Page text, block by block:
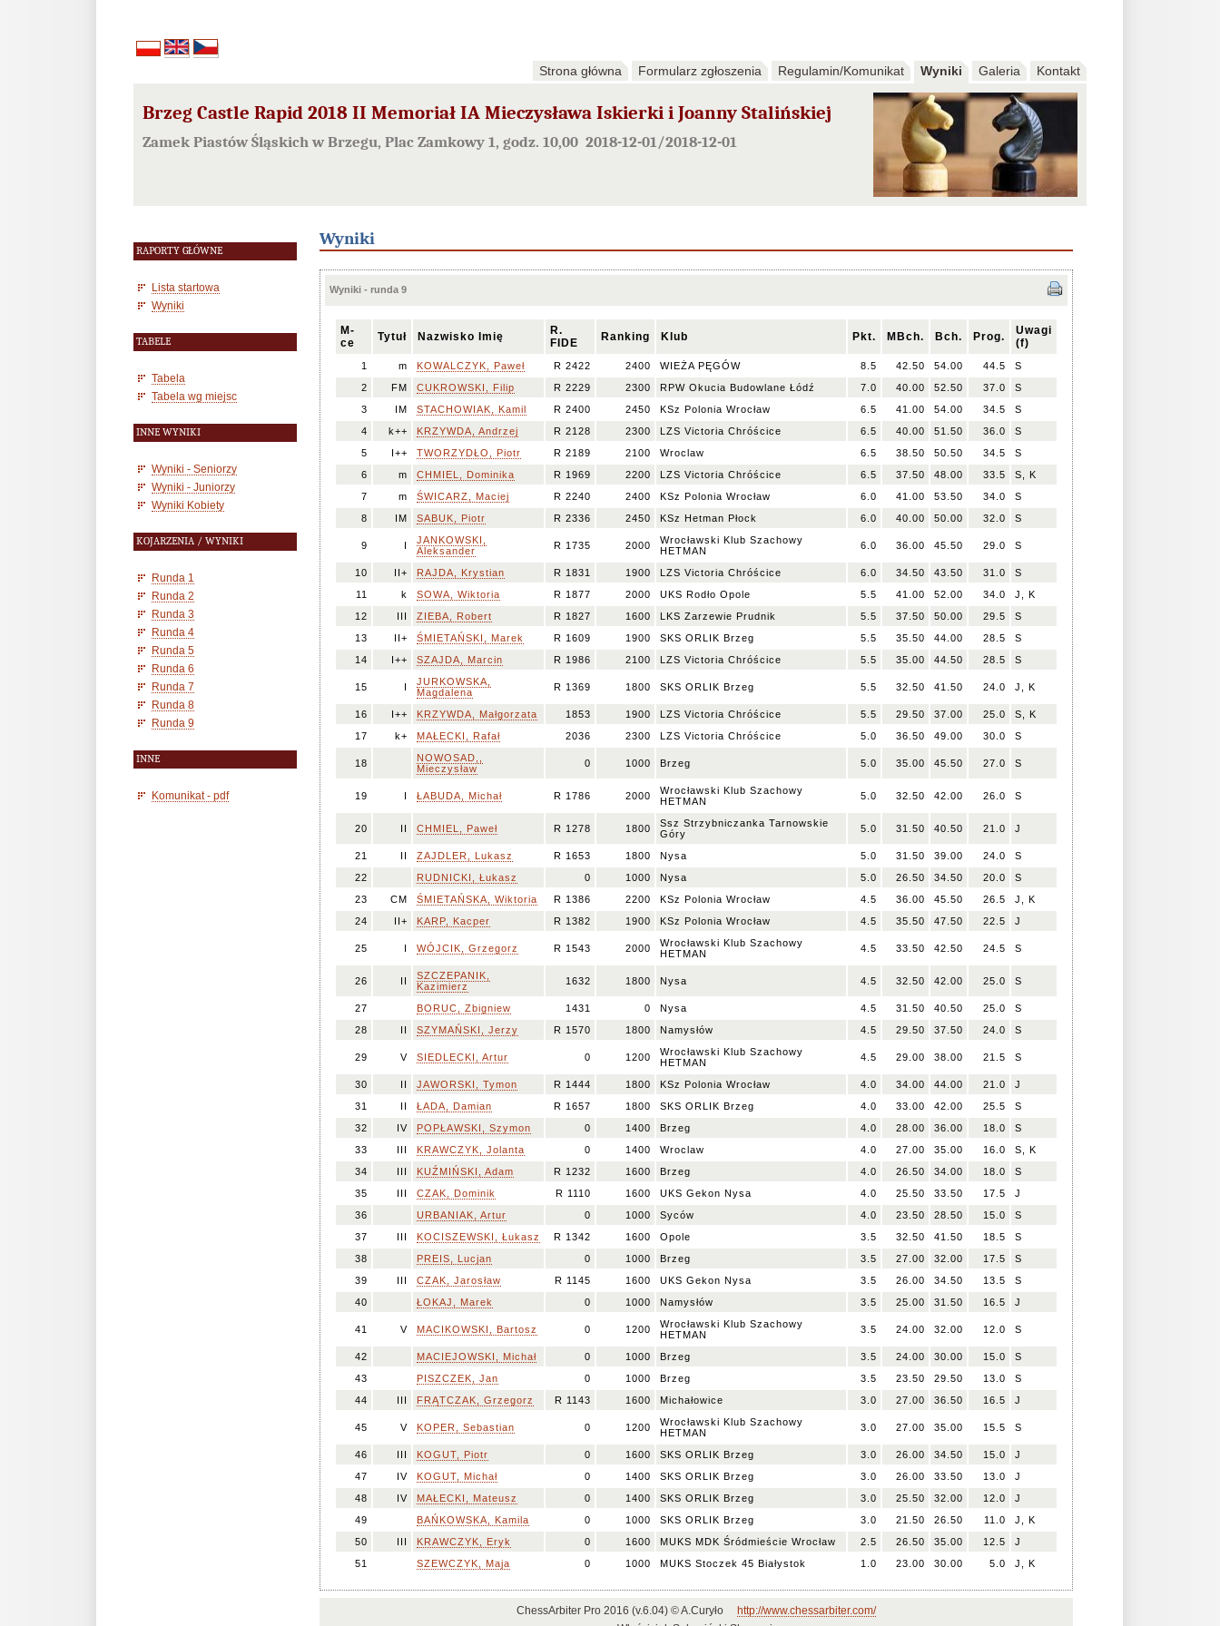
Strona główna Formularz zgłoszenia Regulamin/Komunikat Wyniki Galeria Kontakt
Brzeg Castle Rapid 2018 II Memoriał IA Mieczysława Iskierki i Joanny Stalińskiej
Zamek Piastów Śląskich w Brzegu, Plac Zamkowy 1, godz. 10,00 2018-12-01/2018-12-01
RAPORTY GŁÓWNE
Lista startowa
Wyniki
TABELE
Tabela
Tabela wg miejsc
INNE WYNIKI
Wyniki - Seniorzy
Wyniki - Juniorzy
Wyniki Kobiety
KOJARZENIA / WYNIKI
Runda 1
Runda 2
Runda 3
Runda 4
Runda 5
Runda 6
Runda 7
Runda 8
Runda 9
INNE
Komunikat - pdf
Wyniki
Wyniki - runda 9
M-
ce
Tytuł Nazwisko Imię
R.
FIDE
Ranking Klub Pkt. MBch. Bch. Prog.
Uwagi
(f)
1 m KOWALCZYK, Paweł R 2422 2400 WIEŻA PĘGÓW 8.5 42.50 54.00 44.5
S
2
FM CUKROWSKI, Filip R 2229 2300 RPW Okucia Budowlane Łódź 7.0 40.00 52.50 37.0
S
3
IM STACHOWIAK, Kamil R 2400 2450 KSz Polonia Wrocław 6.5 41.00 54.00 34.5
S
4
k++ KRZYWDA, Andrzej R 2128 2300 LZS Victoria Chróścice 6.5 40.00 51.50 36.0
S
5
I++ TWORZYDŁO, Piotr R 2189 2100 Wroclaw 6.5 38.50 50.50 34.5
S
6
m CHMIEL, Dominika R 1969 2200 LZS Victoria Chróścice 6.5 37.50 48.00 33.5
S, K
7
m ŚWICARZ, Maciej R 2240 2400 KSz Polonia Wrocław 6.0 41.00 53.50 34.0
S
8
IM SABUK, Piotr R 2336 2450 KSz Hetman Płock 6.0 40.00 50.00 32.0 S
9 I
JANKOWSKI,
Aleksander
R 1735 2000
Wrocławski Klub Szachowy
HETMAN
6.0 36.00 45.50 29.0 S
10 II+ RAJDA, Krystian R 1831 1900 LZS Victoria Chróścice 6.0 34.50 43.50 31.0
S
11
k SOWA, Wiktoria R 1877 2000 UKS Rodło Opole 5.5 41.00 52.00 34.0
J, K
12
III ZIEBA, Robert R 1827 1600 LKS Zarzewie Prudnik 5.5 37.50 50.00 29.5
S
13
II+ ŚMIETAŃSKI, Marek R 1609 1900 SKS ORLIK Brzeg 5.5 35.50 44.00 28.5
S
14
I++ SZAJDA, Marcin R 1986 2100 LZS Victoria Chróścice 5.5 35.00 44.50 28.5 S
15 I
JURKOWSKA,
Magdalena
R 1369 1800 SKS ORLIK Brzeg 5.5 32.50 41.50 24.0 J, K
16 I++ KRZYWDA, Małgorzata 1853 1900 LZS Victoria Chróścice 5.5 29.50 37.00 25.0
S, K
17
k+ MAŁECKI, Rafał 2036 2300 LZS Victoria Chróścice 5.0 36.50 49.00 30.0 S
18
NOWOSAD,,
Mieczysław
0 1000 Brzeg 5.0 35.00 45.50 27.0 S
19 I ŁABUDA, Michał R 1786 2000
Wrocławski Klub Szachowy
HETMAN
5.0 32.50 42.00 26.0 S
20 II CHMIEL, Paweł R 1278 1800
Ssz Strzybniczanka Tarnowskie
Góry
5.0 31.50 40.50 21.0 J
21 II ZAJDLER, Lukasz R 1653 1800 Nysa 5.0 31.50 39.00 24.0
S
22
RUDNICKI, Łukasz 0 1000 Nysa 5.0 26.50 34.50 20.0
S
23
CM ŚMIETAŃSKA, Wiktoria R 1386 2200 KSz Polonia Wrocław 4.5 36.00 45.50 26.5
J, K
24
II+ KARP, Kacper R 1382 1900 KSz Polonia Wrocław 4.5 35.50 47.50 22.5 J
25 I WÓJCIK, Grzegorz R 1543 2000
Wrocławski Klub Szachowy
HETMAN
4.5 33.50 42.50 24.5 S
26 II
SZCZEPANIK,
Kazimierz
1632 1800 Nysa 4.5 32.50 42.00 25.0 S
27 BORUC, Zbigniew 1431 0 Nysa 4.5 31.50 40.50 25.0
S
28
II SZYMAŃSKI, Jerzy R 1570 1800 Namysłów 4.5 29.50 37.50 24.0 S
29 V SIEDLECKI, Artur 0 1200
Wrocławski Klub Szachowy
HETMAN
4.5 29.00 38.00 21.5 S
30 II JAWORSKI, Tymon R 1444 1800 KSz Polonia Wrocław 4.0 34.00 44.00 21.0
J
31
II ŁADA, Damian R 1657 1800 SKS ORLIK Brzeg 4.0 33.00 42.00 25.5
S
32
IV POPŁAWSKI, Szymon 0 1400 Brzeg 4.0 28.00 36.00 18.0
S
33
III KRAWCZYK, Jolanta 0 1400 Wroclaw 4.0 27.00 35.00 16.0
S, K
34
III KUŹMIŃSKI, Adam R 1232 1600 Brzeg 4.0 26.50 34.00 18.0
S
35
III CZAK, Dominik R 1110 1600 UKS Gekon Nysa 4.0 25.50 33.50 17.5
J
36
URBANIAK, Artur 0 1000 Syców 4.0 23.50 28.50 15.0
S
37
III KOCISZEWSKI, Łukasz R 1342 1600 Opole 3.5 32.50 41.50 18.5
S
38
PREIS, Lucjan 0 1000 Brzeg 3.5 27.00 32.00 17.5
S
39
III CZAK, Jarosław R 1145 1600 UKS Gekon Nysa 3.5 26.00 34.50 13.5
S
40
ŁOKAJ, Marek 0 1000 Namysłów 3.5 25.00 31.50 16.5 J
41 V MACIKOWSKI, Bartosz 0 1200
Wrocławski Klub Szachowy
HETMAN
3.5 24.00 32.00 12.0 S
42 MACIEJOWSKI, Michał 0 1000 Brzeg 3.5 24.00 30.00 15.0
S
43
PISZCZEK, Jan 0 1000 Brzeg 3.5 23.50 29.50 13.0
S
44
III FRĄTCZAK, Grzegorz R 1143 1600 Michałowice 3.0 27.00 36.50 16.5 J
45 V KOPER, Sebastian 0 1200
Wrocławski Klub Szachowy
HETMAN
3.0 27.00 35.00 15.5 S
46 III KOGUT, Piotr 0 1600 SKS ORLIK Brzeg 3.0 26.00 34.50 15.0
J
47
IV KOGUT, Michał 0 1400 SKS ORLIK Brzeg 3.0 26.00 33.50 13.0
J
48
IV MAŁECKI, Mateusz 0 1400 SKS ORLIK Brzeg 3.0 25.50 32.00 12.0
J
49
BAŃKOWSKA, Kamila 0 1000 SKS ORLIK Brzeg 3.0 21.50 26.50 11.0
J, K
50
III KRAWCZYK, Eryk 0 1600 MUKS MDK Śródmieście Wrocław 2.5 26.50 35.00 12.5
J
51
SZEWCZYK, Maja 0 1000 MUKS Stoczek 45 Białystok 1.0 23.00 30.00 5.0 J, K
ChessArbiter Pro 2016 (v.6.04) © A.Curyło
http://www.chessarbiter.com/